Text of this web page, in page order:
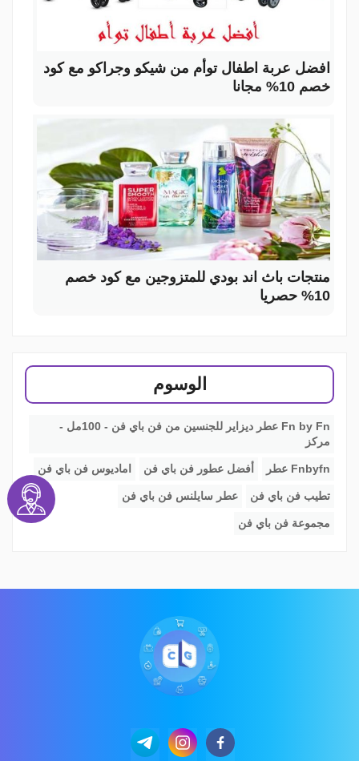
افضل عربة اطفال توأم من شيكو وجراكو مع كود
خصم 10% مجانا
منتجات باث اند بودي للمتزوجين مع كود خصم
10% حصريا
الوسوم
Fn by Fn عطر ديزاير للجنسين من فن باي فن - 100مل -
مركز
Fnbyfn عطر أفضل عطور فن باي فن اماديوس فن باي فن
تطيب فن باي فن عطر سايلنس فن باي فن
مجموعة فن باي فن